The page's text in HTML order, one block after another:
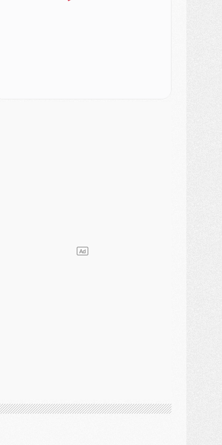
DIMANCHE 02 AOÛT
- Monaco a encore repoussé une offre du PSG pour Akliouche